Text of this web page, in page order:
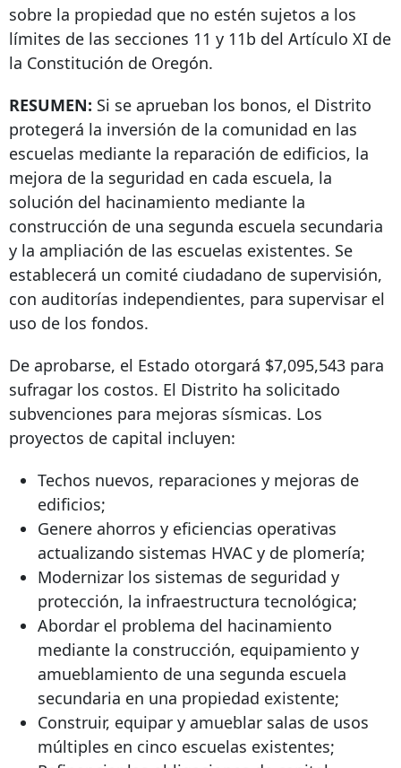
sobre la propiedad que no estén sujetos a los
límites de las secciones 11 y 11b del Artículo XI de
la Constitución de Oregón.
RESUMEN: Si se aprueban los bonos, el Distrito
protegerá la inversión de la comunidad en las
escuelas mediante la reparación de edificios, la
mejora de la seguridad en cada escuela, la
solución del hacinamiento mediante la
construcción de una segunda escuela secundaria
y la ampliación de las escuelas existentes. Se
establecerá un comité ciudadano de supervisión,
con auditorías independientes, para supervisar el
uso de los fondos.
De aprobarse, el Estado otorgará $7,095,543 para
sufragar los costos. El Distrito ha solicitado
subvenciones para mejoras sísmicas. Los
proyectos de capital incluyen:
Techos nuevos, reparaciones y mejoras de
edificios;
Genere ahorros y eficiencias operativas
actualizando sistemas HVAC y de plomería;
Modernizar los sistemas de seguridad y
protección, la infraestructura tecnológica;
Abordar el problema del hacinamiento
mediante la construcción, equipamiento y
amueblamiento de una segunda escuela
secundaria en una propiedad existente;
Construir, equipar y amueblar salas de usos
múltiples en cinco escuelas existentes;